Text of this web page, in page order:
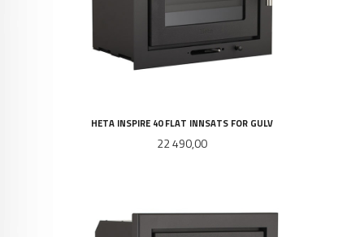
HETA INSPIRE 40 FLAT INNSATS FOR GULV
Pris
22 490,00